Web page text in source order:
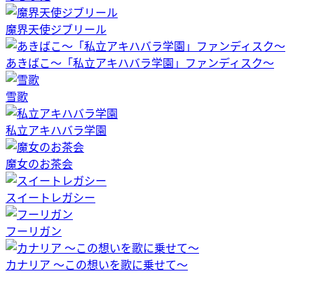
魔界天使ジブリール
あきばこ～「私立アキハバラ学園」ファンディスク～
雪歌
私立アキハバラ学園
魔女のお茶会
スイートレガシー
フーリガン
カナリア ～この想いを歌に乗せて～